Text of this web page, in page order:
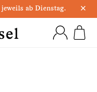
ab Dienstag. ×